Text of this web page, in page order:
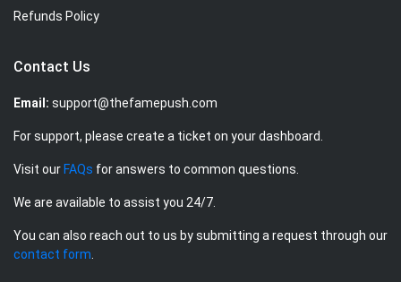
Refunds Policy
Contact Us
Email: support@thefamepush.com
For support, please create a ticket on your dashboard.
Visit our FAQs for answers to common questions.
We are available to assist you 24/7.
You can also reach out to us by submitting a request through our
contact form